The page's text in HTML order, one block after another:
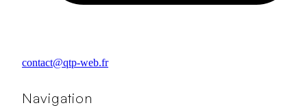
contact@qtp-web.fr
Navigation